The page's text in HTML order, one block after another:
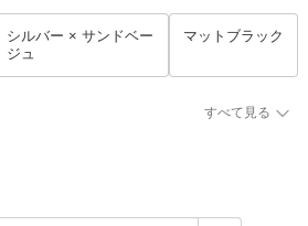
シルバー × サンドベー
ジュ
マットブラック
すべて見る